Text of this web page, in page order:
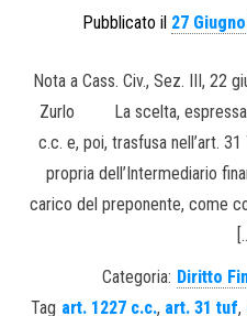
Pubblicato il 27
Nota a Cass. Civ., Sez. III, 22
Zurlo La scelta, espressa
c.c. e, poi, trasfusa nell’art.
propria dell’Intermediario
carico del preponente, come
Categoria: Diritto
Tag art. 1227 c.c., art. 31 tuf,